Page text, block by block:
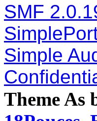
SMF
Simple
Theme As